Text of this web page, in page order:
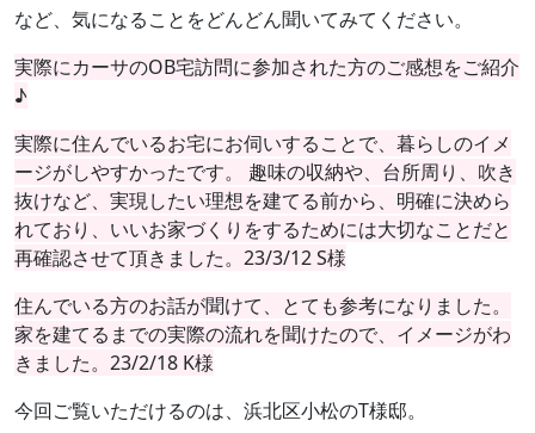
など、気になることをどんどん聞いてみてください。
実際にカーサのOB宅訪問に参加された方のご感想をご紹介
♪
実際に住んでいるお宅にお伺いすることで、暮らしのイメ
ージがしやすかったです。 趣味の収納や、台所周り、吹き
抜けなど、実現したい理想を建てる前から、明確に決めら
れており、いいお家づくりをするためには大切なことだと
再確認させて頂きました。23/3/12 S様
住んでいる方のお話が聞けて、とても参考になりました。
家を建てるまでの実際の流れを聞けたので、イメージがわ
きました。23/2/18 K様
今回ご覧いただけるのは、浜北区小松のT様邸。